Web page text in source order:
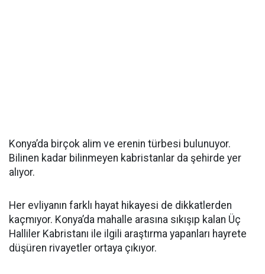
Konya’da birçok alim ve erenin türbesi bulunuyor.
Bilinen kadar bilinmeyen kabristanlar da şehirde yer
alıyor.
Her evliyanın farklı hayat hikayesi de dikkatlerden
kaçmıyor. Konya’da mahalle arasına sıkışıp kalan Üç
Halliler Kabristanı ile ilgili araştırma yapanları hayrete
düşüren rivayetler ortaya çıkıyor.